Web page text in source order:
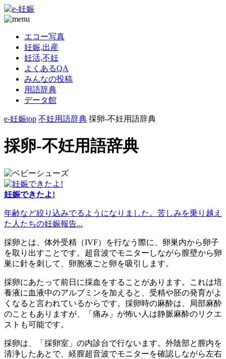
エコー写真
妊娠,出産
妊活,不妊
よくあるQA
みんなの投稿
用語辞典
データ館
e-妊娠top 不妊用語辞典 採卵-不妊用語辞典
採卵-不妊用語辞典
妊娠できたよ!
年齢など絞り込みでるようになりました。苦しみを乗り越え
た人たちの妊娠報告...
採卵とは、体外受精（IVF）を行なう際に、卵巣内から卵子
を取り出すことです。超音波でモニターしながら膣壁から卵
巣に針を刺して、卵胞液ごと卵を吸引します。
採卵にあたって前日に採血をすることがあります。これは培
養液に血液中のアルブミンを加えると、受精や胚の発育がよ
くなると言われているからです。採卵時の麻酔は、局部麻酔
のこともありますが、「痛み」が怖い人は静脈麻酔のリクエ
ストも可能です。
採卵は、「採卵室」の内診台で行ないます。外陰部と膣内を
清浄したあとで、経膣超音波でモニターを確認しながら左右